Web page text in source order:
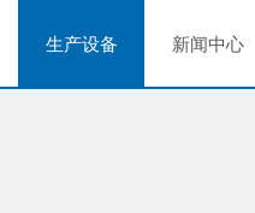
生产设备 新闻中心